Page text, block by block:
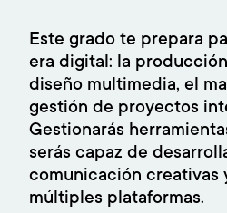
Este grado te prepara
era digital: la
diseño multimedia, el
gestión de proyectos
Gestionarás
serás capaz de
comunicación creativas
múltiples plataformas.